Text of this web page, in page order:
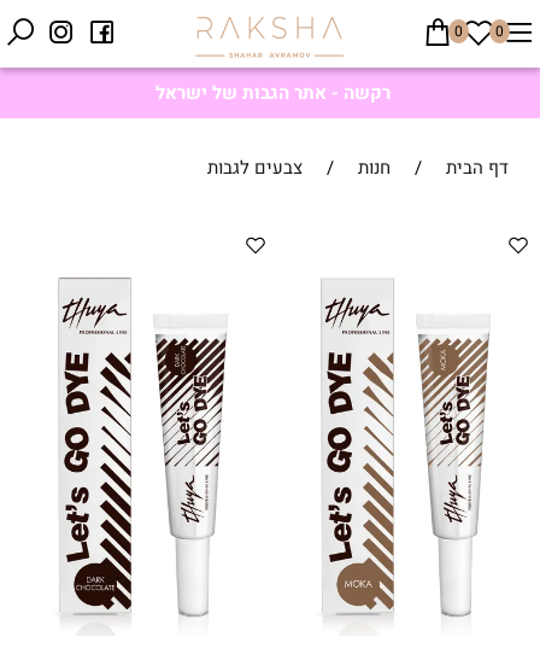
רקשה - אתר הגבות של ישראל
0
0
דף הבית / חנות / צבעים לגבות